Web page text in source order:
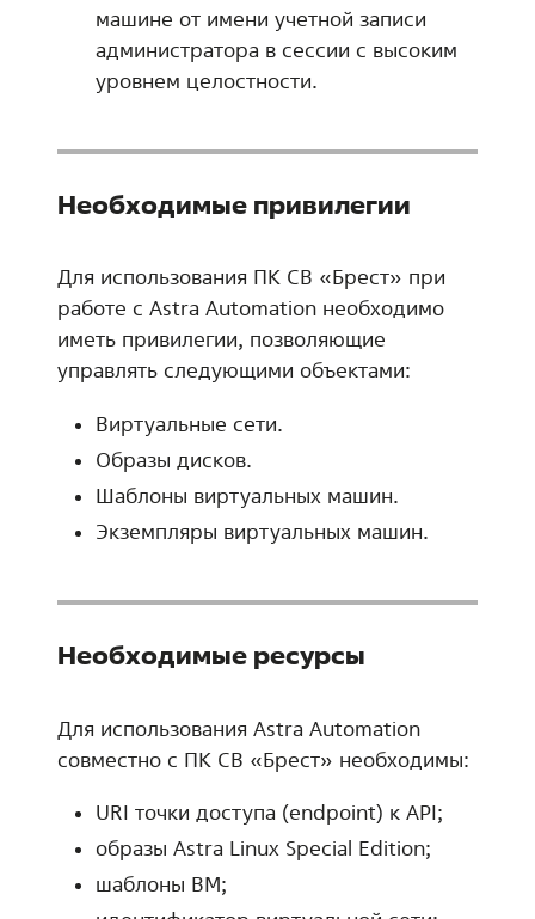
машине от имени учетной записи
администратора в сессии с высоким
уровнем целостности.
Необходимые привилегии
Для использования ПК СВ «Брест» при
работе с Astra Automation необходимо
иметь привилегии, позволяющие
управлять следующими объектами:
Виртуальные сети.
Образы дисков.
Шаблоны виртуальных машин.
Экземпляры виртуальных машин.
Необходимые ресурсы
Для использования Astra Automation
совместно с ПК СВ «Брест» необходимы:
URI точки доступа (endpoint) к API;
образы Astra Linux Special Edition;
шаблоны ВМ;